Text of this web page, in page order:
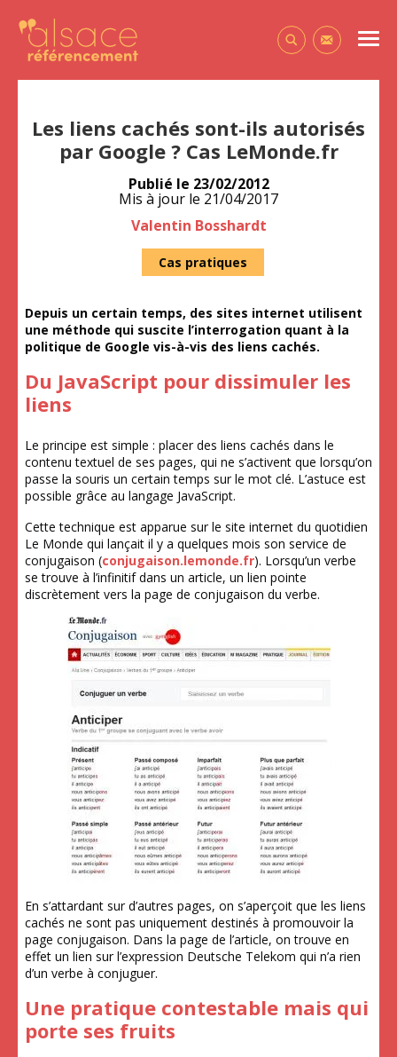
Alsace Référencement Le blog de Première Place
Contactez-
Les liens cachés sont-ils autorisés
par Google ? Cas LeMonde.fr
Publié le 23/02/2012
Mis à jour le 21/04/2017
AuteurValentin Bosshardt
Cas pratiques
Depuis un certain temps, des sites internet utilisent
une méthode qui suscite l’interrogation quant à la
politique de Google vis-à-vis des liens cachés.
Du JavaScript pour dissimuler les
liens
Le principe est simple : placer des liens cachés dans le
contenu textuel de ses pages, qui ne s’activent que lorsqu’on
passe la souris un certain temps sur le mot clé. L’astuce est
possible grâce au langage JavaScript.
Cette technique est apparue sur le site internet du quotidien
Le Monde qui lançait il y a quelques mois son service de
conjugaison (conjugaison.lemonde.fr). Lorsqu’un verbe
se trouve à l’infinitif dans un article, un lien pointe
discrètement vers la page de conjugaison du verbe.
En s’attardant sur d’autres pages, on s’aperçoit que les liens
cachés ne sont pas uniquement destinés à promouvoir la
page conjugaison. Dans la page de l’article, on trouve en
effet un lien sur l’expression Deutsche Telekom qui n’a rien
d’un verbe à conjuguer.
Une pratique contestable mais qui
porte ses fruits